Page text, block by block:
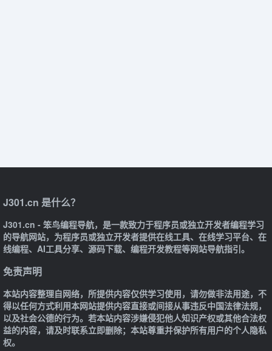
J301.cn 是什么？
J301.cn - 笨鸟编程导航，是一款致力于程序员或独立开发者编程学习
的导航网站，为程序员或独立开发者提供在线工具、在线学习平台、在
线编程、AI工具分享、源码下载、编程开发教程等网站导航指引。
免责声明
本站内容整理自网络，所提供内容仅供学习使用，请勿做非法用途，不
得以任何方式利用本网站提供内容直接或间接从事违反中国法律法规，
以及社会公德的行为。若本站内容涉嫌侵犯他人知识产权或其他合法权
益的内容，请及时联系立即删除；本站尊重并保护所有用户的个人隐私
权。